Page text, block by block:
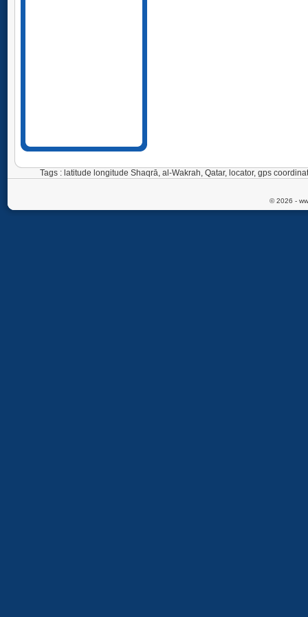
Tags : latitude longitude Shaqrā, al-Wakrah, Qatar, locator, gps
© 2026 -